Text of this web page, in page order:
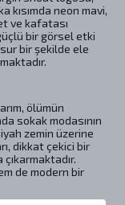
kısımda neon mavi,
ve kafatası
bir görsel etki
bir şekilde ele
ölümün
sokak modasının
zemin üzerine
dikkat çekici bir
de modern bir